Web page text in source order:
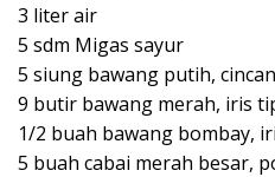
3 liter air
5 sdm Migas sayur
5 siung bawang putih,
9 butir bawang merah, iris
1/2 buah bawang bombay,
5 buah cabai merah besar,